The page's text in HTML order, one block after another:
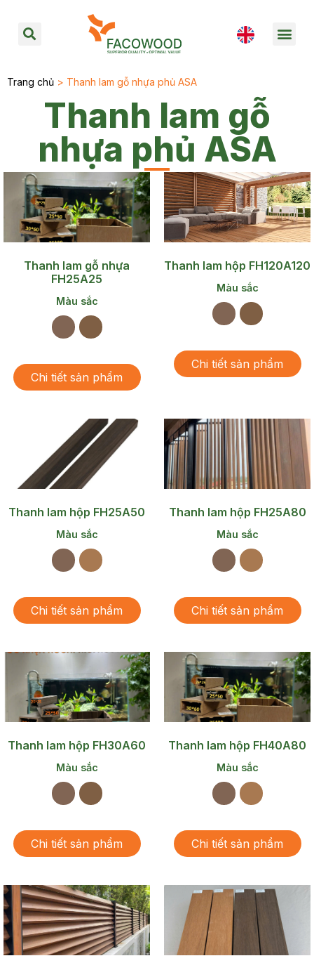
Trang chủ > Thanh lam gỗ nhựa phủ ASA
Thanh lam gỗ
nhựa phủ ASA
Thanh lam gỗ nhựa
FH25A25
Màu sắc
Chi tiết sản phẩm
Thanh lam hộp FH120A120
Màu sắc
Chi tiết sản phẩm
Thanh lam hộp FH25A50
Màu sắc
Chi tiết sản phẩm
Thanh lam hộp FH25A80
Màu sắc
Chi tiết sản phẩm
Thanh lam hộp FH30A60
Màu sắc
Chi tiết sản phẩm
Thanh lam hộp FH40A80
Màu sắc
Chi tiết sản phẩm